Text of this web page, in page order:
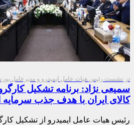
در نشست رئیس هیات عامل ایمیدرو و مدیرعامل
سمیعی نژاد: برنامه تشکیل
کالای ایران با هدف جذب
رئیس هیات عامل ایمیدرو از تشکیل